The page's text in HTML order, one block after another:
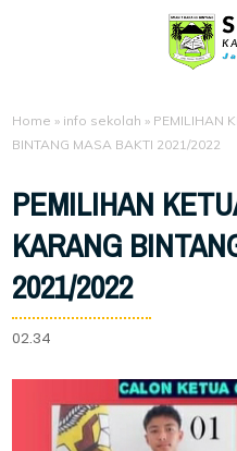
Home » info sekolah » PEMILIHAN
BINTANG MASA BAKTI 2021/2022
PEMILIHAN
KARANG
2021/2022
02.34